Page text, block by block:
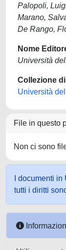
Palopoli,
Marano,
De Rango,
Nome
Università
Collezione
Università
File in questo
Non ci sono
I documenti
tutti i diritti